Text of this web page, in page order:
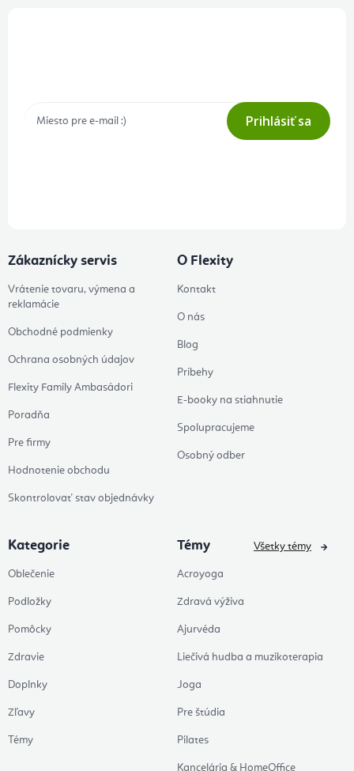
Prihlásiť sa
Zákaznícky servis
Vrátenie tovaru, výmena a
reklamácie
Obchodné podmienky
Ochrana osobných údajov
Flexity Family Ambasádori
Poradňa
Pre firmy
Hodnotenie obchodu
Skontrolovať stav objednávky
O Flexity
Kontakt
O nás
Blog
Príbehy
E-booky na stiahnutie
Spolupracujeme
Osobný odber
Kategorie
Oblečenie
Podložky
Pomôcky
Zdravie
Doplnky
Zľavy
Témy
Témy
Acroyoga
Zdravá výživa
Ajurvéda
Liečivá hudba a muzikoterapia
Joga
Pre štúdia
Pilates
Kancelária & HomeOffice
Všetky témy